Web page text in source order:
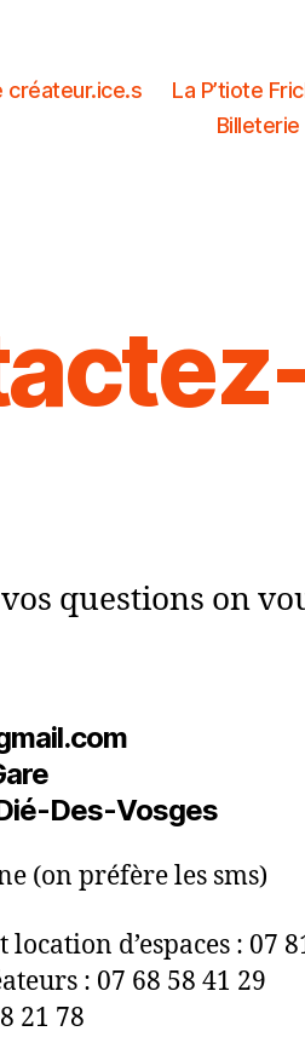
créateur.ice.s La P’tiote
questions on
Des-Vosges
(on préfère les sms)
d’espaces : 07
: 07 68 58 41 29
21 78